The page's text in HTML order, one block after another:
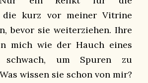
die kurz vor meiner Vitrine
bevor sie weiterziehen. Ihre
mich wie der Hauch eines
schwach, um Spuren zu
wissen sie schon von mir?